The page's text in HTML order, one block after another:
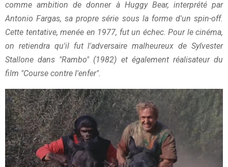
comme ambition de donner à Huggy Bear, interprété par
Antonio Fargas, sa propre série sous la forme d'un spin-off.
Cette tentative, menée en 1977, fut un échec. Pour le cinéma,
on retiendra qu'il fut l'adversaire malheureux de Sylvester
Stallone dans "Rambo" (1982) et également réalisateur du
film "Course contre l'enfer".